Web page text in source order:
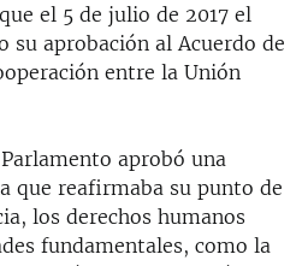
el 5 de julio de 2017 el
su aprobación al Acuerdo de
entre la Unión
aprobó una
que reafirmaba su punto de
los derechos humanos
fundamentales, como la